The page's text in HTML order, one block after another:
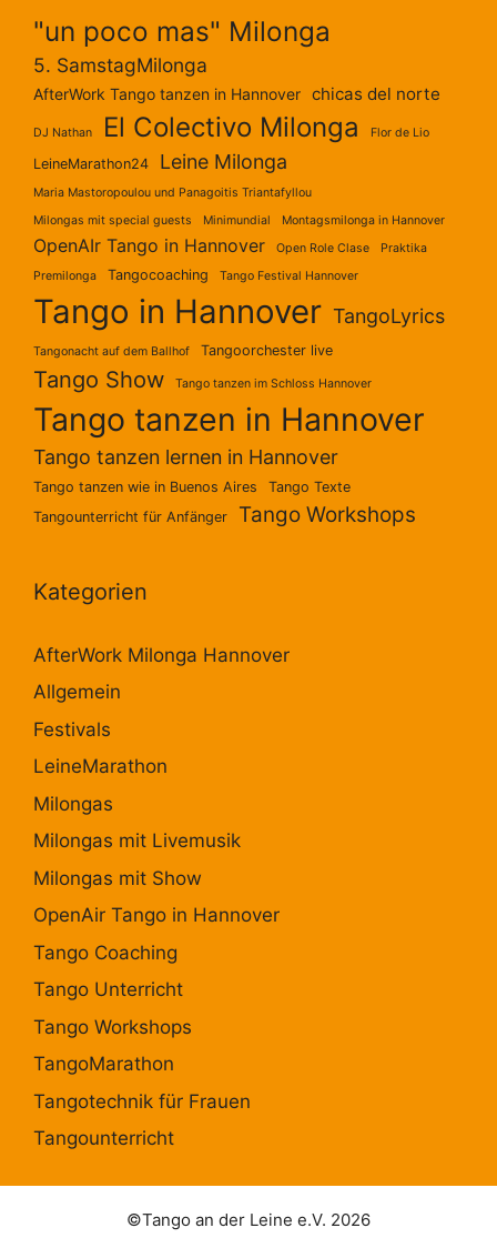
"un poco mas" Milonga
5. SamstagMilonga
AfterWork Tango tanzen in Hannover chicas del norte
DJ Nathan El Colectivo Milonga Flor de Lio
LeineMarathon24 Leine Milonga
Maria Mastoropoulou und Panagoitis Triantafyllou
Milongas mit special guests
Minimundial Montagsmilonga in Hannover
OpenAIr Tango in Hannover Open Role Clase
Praktika
Premilonga
Tangocoaching Tango Festival Hannover
Tango in Hannover TangoLyrics
Tangonacht auf dem Ballhof Tangoorchester live
Tango Show Tango tanzen im Schloss Hannover
Tango tanzen in Hannover
Tango tanzen lernen in Hannover
Tango tanzen wie in Buenos Aires
Tango Texte
Tangounterricht für Anfänger
Tango Workshops
Kategorien
AfterWork Milonga Hannover
Allgemein
Festivals
LeineMarathon
Milongas
Milongas mit Livemusik
Milongas mit Show
OpenAir Tango in Hannover
Tango Coaching
Tango Unterricht
Tango Workshops
TangoMarathon
Tangotechnik für Frauen
Tangounterricht
©Tango an der Leine e.V. 2026